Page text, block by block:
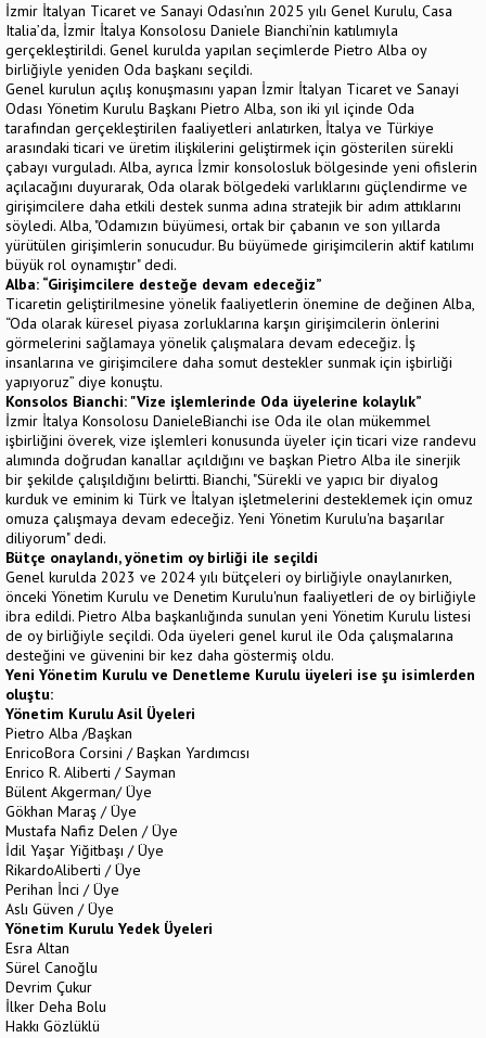
İzmir İtalyan Ticaret ve Sanayi Odası’nın 2025 yılı Genel Kurulu, Casa
Italia’da, İzmir İtalya Konsolosu Daniele Bianchi’nin katılımıyla
gerçekleştirildi. Genel kurulda yapılan seçimlerde Pietro Alba oy
birliğiyle yeniden Oda başkanı seçildi.
Genel kurulun açılış konuşmasını yapan İzmir İtalyan Ticaret ve Sanayi
Odası Yönetim Kurulu Başkanı Pietro Alba, son iki yıl içinde Oda
tarafından gerçekleştirilen faaliyetleri anlatırken, İtalya ve Türkiye
arasındaki ticari ve üretim ilişkilerini geliştirmek için gösterilen sürekli
çabayı vurguladı. Alba, ayrıca İzmir konsolosluk bölgesinde yeni ofislerin
açılacağını duyurarak, Oda olarak bölgedeki varlıklarını güçlendirme ve
girişimcilere daha etkili destek sunma adına stratejik bir adım attıklarını
söyledi. Alba, "Odamızın büyümesi, ortak bir çabanın ve son yıllarda
yürütülen girişimlerin sonucudur. Bu büyümede girişimcilerin aktif katılımı
büyük rol oynamıştır" dedi.
Alba: “Girişimcilere desteğe devam edeceğiz”
Ticaretin geliştirilmesine yönelik faaliyetlerin önemine de değinen Alba,
“Oda olarak küresel piyasa zorluklarına karşın girişimcilerin önlerini
görmelerini sağlamaya yönelik çalışmalara devam edeceğiz. İş
insanlarına ve girişimcilere daha somut destekler sunmak için işbirliği
yapıyoruz” diye konuştu.
Konsolos Bianchi: "Vize işlemlerinde Oda üyelerine kolaylık”
İzmir İtalya Konsolosu DanieleBianchi ise Oda ile olan mükemmel
işbirliğini överek, vize işlemleri konusunda üyeler için ticari vize randevu
alımında doğrudan kanallar açıldığını ve başkan Pietro Alba ile sinerjik
bir şekilde çalışıldığını belirtti. Bianchi, "Sürekli ve yapıcı bir diyalog
kurduk ve eminim ki Türk ve İtalyan işletmelerini desteklemek için omuz
omuza çalışmaya devam edeceğiz. Yeni Yönetim Kurulu'na başarılar
diliyorum" dedi.
Bütçe onaylandı, yönetim oy birliği ile seçildi
Genel kurulda 2023 ve 2024 yılı bütçeleri oy birliğiyle onaylanırken,
önceki Yönetim Kurulu ve Denetim Kurulu'nun faaliyetleri de oy birliğiyle
ibra edildi. Pietro Alba başkanlığında sunulan yeni Yönetim Kurulu listesi
de oy birliğiyle seçildi. Oda üyeleri genel kurul ile Oda çalışmalarına
desteğini ve güvenini bir kez daha göstermiş oldu.
Yeni Yönetim Kurulu ve Denetleme Kurulu üyeleri ise şu isimlerden
oluştu:
Yönetim Kurulu Asil Üyeleri
Pietro Alba /Başkan
EnricoBora Corsini / Başkan Yardımcısı
Enrico R. Aliberti / Sayman
Bülent Akgerman/ Üye
Gökhan Maraş / Üye
Mustafa Nafiz Delen / Üye
İdil Yaşar Yiğitbaşı / Üye
RikardoAliberti / Üye
Perihan İnci / Üye
Aslı Güven / Üye
Yönetim Kurulu Yedek Üyeleri
Esra Altan
Sürel Canoğlu
Devrim Çukur
İlker Deha Bolu
Hakkı Gözlüklü